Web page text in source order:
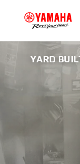
YARD